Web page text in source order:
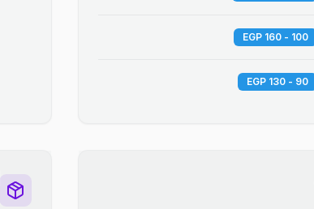
100 - 160 EGP
90 - 130 EGP